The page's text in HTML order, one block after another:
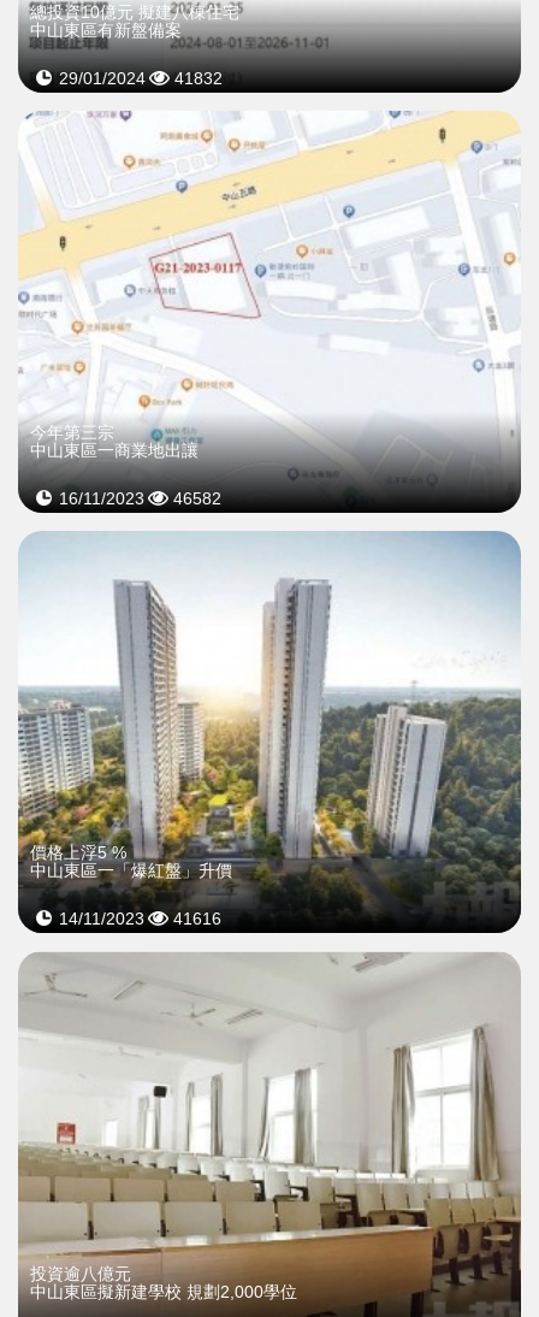
總投資10億元 擬建八棟住宅
中山東區有新盤備案
29/01/2024 41832
今年第三宗
中山東區一商業地出讓
16/11/2023 46582
價格上浮5 %
中山東區一「爆紅盤」升價
14/11/2023 41616
投資逾八億元
中山東區擬新建學校 規劃2,000學位